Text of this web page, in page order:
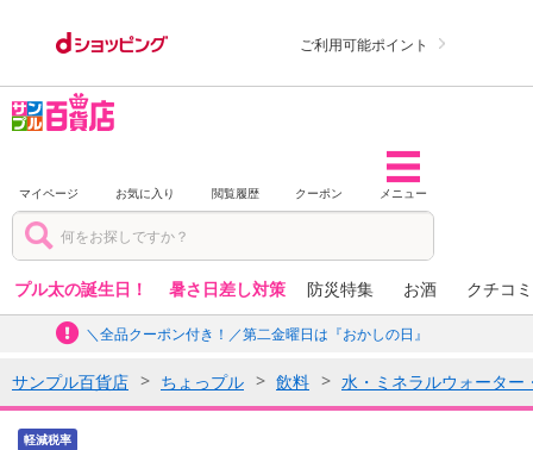
ご利用可能ポイント
マイページ お気に入り 閲覧履歴 クーポン メニュー
プル太の誕生日！ 暑さ日差し対策 防災特集 お酒 クチコ
＼全品クーポン付き！／第二金曜日は『おかしの日』
サンプル百貨店 ちょっプル 飲料 水・ミネラルウォーター
軽減税率